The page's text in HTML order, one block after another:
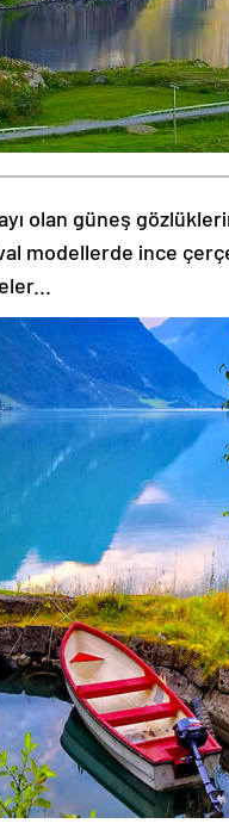
olan güneş
modellerde ince